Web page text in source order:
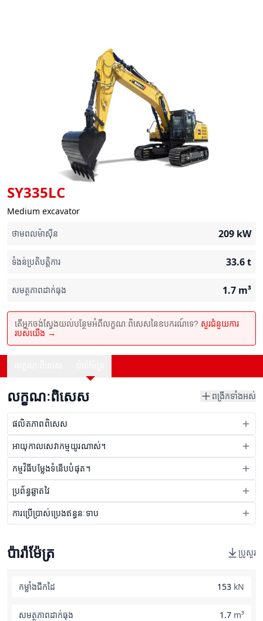
SY335LC
Medium excavator
ថាមពលម៉ាស៊ីន
209 kW
ទំងន់ប្រតិបត្តិការ 33.6t
សមត្ថភាពដាក់ធុង 1.7 m³
តើអ្នកចង់ស្វែងយល់បន្ថែមអំពីលក្ខណៈពិសេសនៃឧបករណ៍ទេ? សួរជំនួយការ
របស់យើង →
លក្ខណៈពិសេស ពង្រីកទាំងអស់
ផលិតភាពពិសេស
អាយុកាលសេវាកម្មយូរណាស់។
កម្មវិធីបម្លែងទំនើបបំផុត។
ប្រព័ន្ធឆ្លាតវៃ
ការប្រើប្រាស់ប្រេងឥន្ធនៈទាប
ប៉ារ៉ាម៉ែត្រ ប្រូសួរ
កម្លាំងជីកដៃ 153 kN
សមត្ថភាពដាក់ធុង 1.7 m³